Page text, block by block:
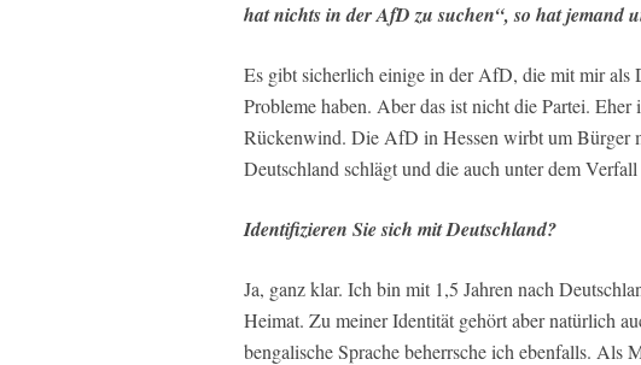
hat nichts in der AfD zu suchen“, so hat jemand
Es gibt sicherlich einige in der AfD, die mit mir als
Probleme haben. Aber das ist nicht die Partei.
Rückenwind. Die AfD in Hessen wirbt um Bürger
Deutschland schlägt und die auch unter dem
Identifizieren Sie sich mit Deutschland?
Ja, ganz klar. Ich bin mit 1,5 Jahren nach
Heimat. Zu meiner Identität gehört aber natürlich
bengalische Sprache beherrsche ich ebenfalls.